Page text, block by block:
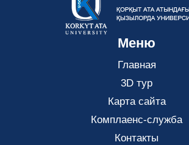
Меню
Главная
3D тур
Карта сайта
Комплаенс-служба
Контакты